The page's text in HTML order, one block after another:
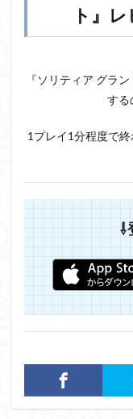
ト』
『ソリティア グラ
する
1プレイ1分程度で
⇩